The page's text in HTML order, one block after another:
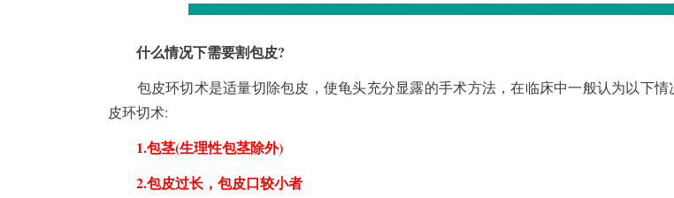
什么情况下需要割包皮?
包皮环切术是适量切除包皮，使龟头充分显露的手术方法，在临床中一般认为以下情
皮环切术:
1.包茎(生理性包茎除外)
2.包皮过长，包皮口较小者